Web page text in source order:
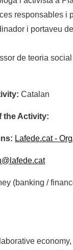
responsables i
i portaveu
de teoria
Catalan
the Activity:
Lafede.cat -
(banking /